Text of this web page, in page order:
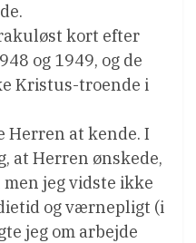
kort efter
og 1949, og de
Kristus-troende i
Herren at kende. I
at Herren ønskede,
jeg vidste ikke
og værnepligt (i
jeg om arbejde